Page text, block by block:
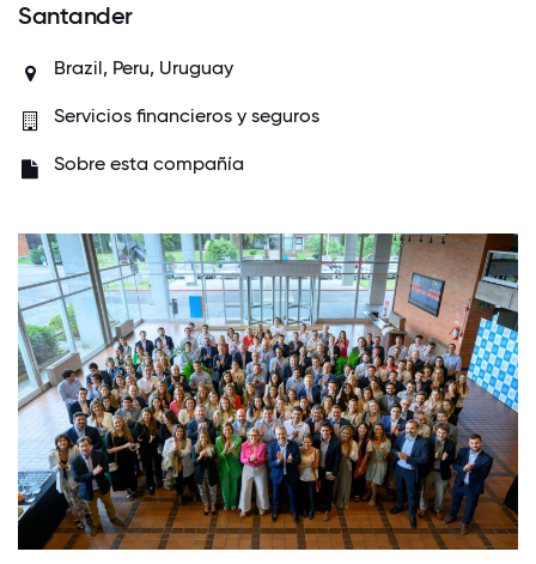
Santander
Brazil, Peru, Uruguay
Servicios financieros y seguros
Sobre esta compañía